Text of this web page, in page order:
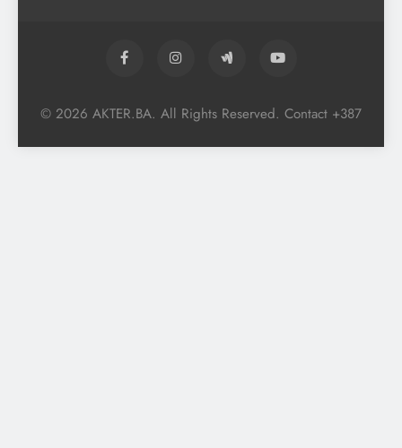
© 2026 AKTER.BA. All Rights Reserved. Contact +387